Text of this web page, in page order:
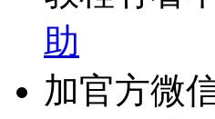
助
加官方微